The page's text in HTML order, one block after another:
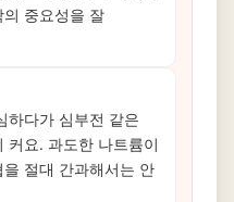
중요성을 잘
하다가 심부전 같은
커요. 과도한 나트륨이
절대 간과해서는 안